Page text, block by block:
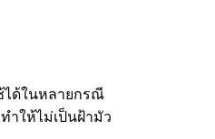
ได้ในหลายกรณี
ำให้ไม่เป็นฝ้ามัว